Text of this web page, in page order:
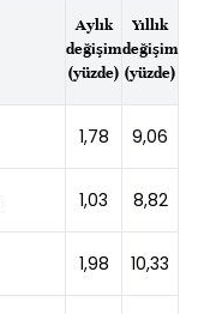
Aylık
değişim
(yüzde)
Yıllık
değişim
(yüzde)
1,78 9,06
1,03 8,82
1,98 10,33